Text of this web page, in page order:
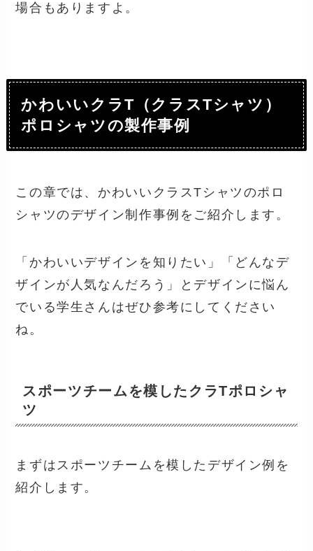
場合もありますよ。
かわいいクラT（クラスTシャツ）
ポロシャツの製作事例
この章では、かわいいクラスTシャツのポロ
シャツのデザイン制作事例をご紹介します。
「かわいいデザインを知りたい」「どんなデ
ザインが人気なんだろう」とデザインに悩ん
でいる学生さんはぜひ参考にしてください
ね。
スポーツチームを模したクラTポロシャ
ツ
まずはスポーツチームを模したデザイン例を
紹介します。